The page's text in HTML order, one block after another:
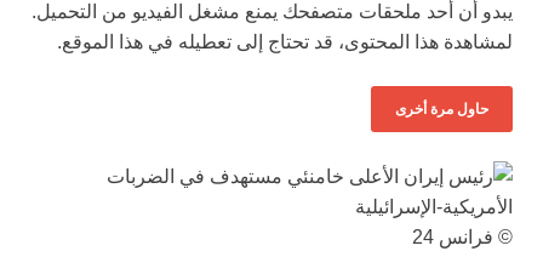
يبدو أن أحد ملحقات متصفحك يمنع مشغل الفيديو من التحميل.
لمشاهدة هذا المحتوى، قد تحتاج إلى تعطيله في هذا الموقع.
حاول مرة أخرى
© فرانس 24